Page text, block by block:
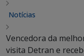
Notícias
Vencedora da
visita Detran e